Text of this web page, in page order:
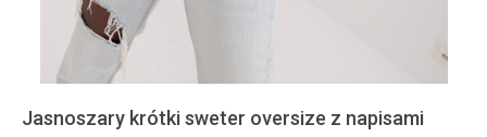
Jasnoszary krótki sweter oversize z napisami